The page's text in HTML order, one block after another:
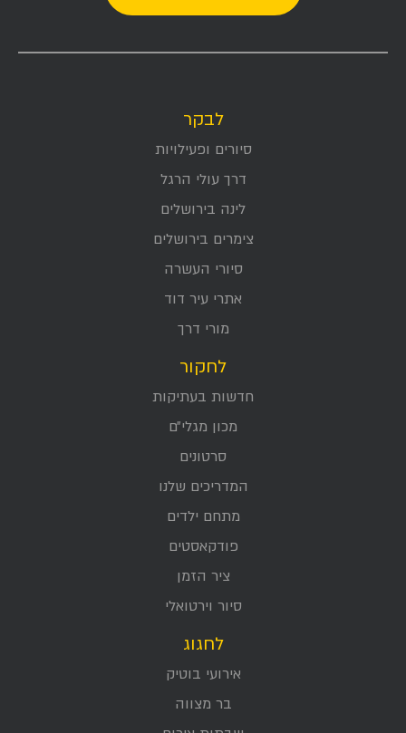
לבקר
סיורים ופעילויות
דרך עולי הרגל
לינה בירושלים
צימרים בירושלים
סיורי העשרה
אתרי עיר דוד
מורי דרך
לחקור
חדשות בעתיקות
מכון מגלי״ם
סרטונים
המדריכים שלנו
מתחם ילדים
פודקאסטים
ציר הזמן
סיור וירטואלי
לחגוג
אירועי בוטיק
בר מצווה